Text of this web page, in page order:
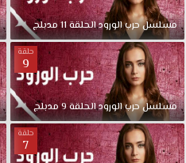
مسلسلحربالورودالحلقة11مدبلج
حلقة
9
مسلسلحربالورودالحلقة9مدبلج
حلقة
7